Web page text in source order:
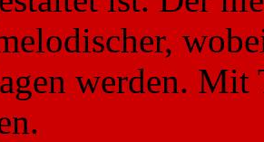
werden. Mit